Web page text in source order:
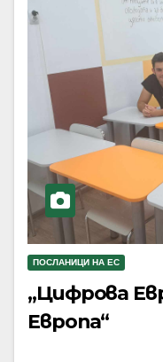
ПОСЛАНИЦИ НА ЕС
„Цифрова
Европа“